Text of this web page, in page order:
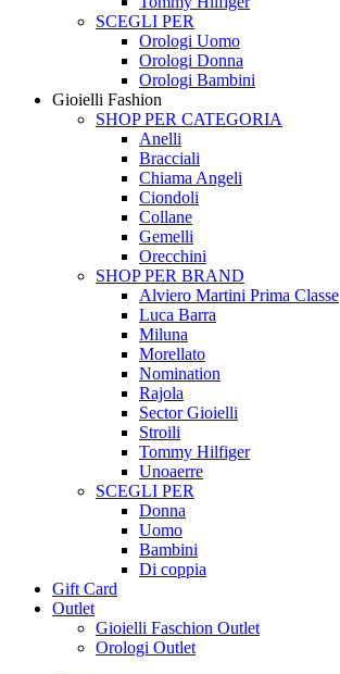
SCEGLI PER
Orologi Uomo
Orologi Donna
Orologi Bambini
Gioielli Fashion
SHOP PER CATEGORIA
Anelli
Bracciali
Chiama Angeli
Ciondoli
Collane
Gemelli
Orecchini
SHOP PER BRAND
Alviero Martini Prima Classe
Luca Barra
Miluna
Morellato
Nomination
Rajola
Sector Gioielli
Stroili
Tommy Hilfiger
Unoaerre
SCEGLI PER
Donna
Uomo
Bambini
Di coppia
Gift Card
Outlet
Gioielli Faschion Outlet
Orologi Outlet